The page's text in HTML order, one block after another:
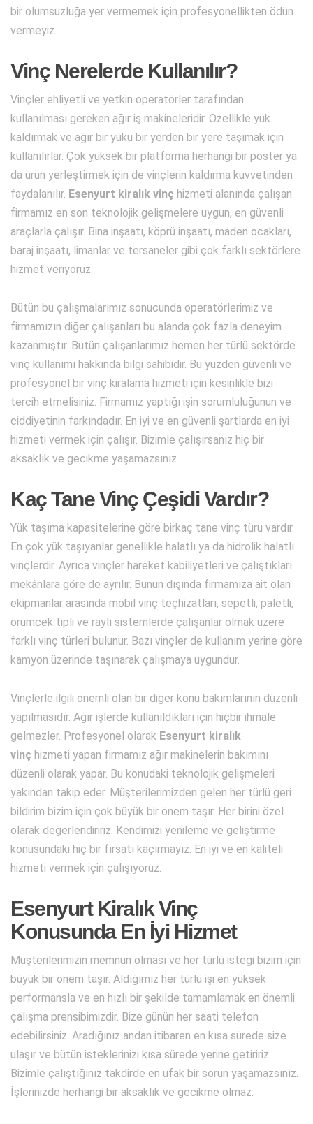
bir olumsuzluğa yer vermemek için profesyonellikten ödün
vermeyiz.
Vinç Nerelerde Kullanılır?
Vinçler ehliyetli ve yetkin operatörler tarafından
kullanılması gereken ağır iş makineleridir. Özellikle yük
kaldırmak ve ağır bir yükü bir yerden bir yere taşımak için
kullanılırlar. Çok yüksek bir platforma herhangi bir poster ya
da ürün yerleştirmek için de vinçlerin kaldırma kuvvetinden
faydalanılır. Esenyurt kiralık vinç hizmeti alanında çalışan
firmamız en son teknolojik gelişmelere uygun, en güvenli
araçlarla çalışır. Bina inşaatı, köprü inşaatı, maden ocakları,
baraj inşaatı, limanlar ve tersaneler gibi çok farklı sektörlere
hizmet veriyoruz.
Bütün bu çalışmalarımız sonucunda operatörlerimiz ve
firmamızın diğer çalışanları bu alanda çok fazla deneyim
kazanmıştır. Bütün çalışanlarımız hemen her türlü sektörde
vinç kullanımı hakkında bilgi sahibidir. Bu yüzden güvenli ve
profesyonel bir vinç kiralama hizmeti için kesinlikle bizi
tercih etmelisiniz. Firmamız yaptığı işin sorumluluğunun ve
ciddiyetinin farkındadır. En iyi ve en güvenli şartlarda en iyi
hizmeti vermek için çalışır. Bizimle çalışırsanız hiç bir
aksaklık ve gecikme yaşamazsınız.
Kaç Tane Vinç Çeşidi Vardır?
Yük taşıma kapasitelerine göre birkaç tane vinç türü vardır.
En çok yük taşıyanlar genellikle halatlı ya da hidrolik halatlı
vinçlerdir. Ayrıca vinçler hareket kabiliyetleri ve çalıştıkları
mekânlara göre de ayrılır. Bunun dışında firmamıza ait olan
ekipmanlar arasında mobil vinç teçhizatları, sepetli, paletli,
örümcek tipli ve raylı sistemlerde çalışanlar olmak üzere
farklı vinç türleri bulunur. Bazı vinçler de kullanım yerine göre
kamyon üzerinde taşınarak çalışmaya uygundur.
Vinçlerle ilgili önemli olan bir diğer konu bakımlarının düzenli
yapılmasıdır. Ağır işlerde kullanıldıkları için hiçbir ihmale
gelmezler. Profesyonel olarak Esenyurt kiralık
vinç hizmeti yapan firmamız ağır makinelerin bakımını
düzenli olarak yapar. Bu konudaki teknolojik gelişmeleri
yakından takip eder. Müşterilerimizden gelen her türlü geri
bildirim bizim için çok büyük bir önem taşır. Her birini özel
olarak değerlendiririz. Kendimizi yenileme ve geliştirme
konusundaki hiç bir fırsatı kaçırmayız. En iyi ve en kaliteli
hizmeti vermek için çalışıyoruz.
Esenyurt Kiralık Vinç
Konusunda En İyi Hizmet
Müşterilerimizin memnun olması ve her türlü isteği bizim için
büyük bir önem taşır. Aldığımız her türlü işi en yüksek
performansla ve en hızlı bir şekilde tamamlamak en önemli
çalışma prensibimizdir. Bize günün her saati telefon
edebilirsiniz. Aradığınız andan itibaren en kısa sürede size
ulaşır ve bütün isteklerinizi kısa sürede yerine getiririz.
Bizimle çalıştığınız takdirde en ufak bir sorun yaşamazsınız.
İşlerinizde herhangi bir aksaklık ve gecikme olmaz.